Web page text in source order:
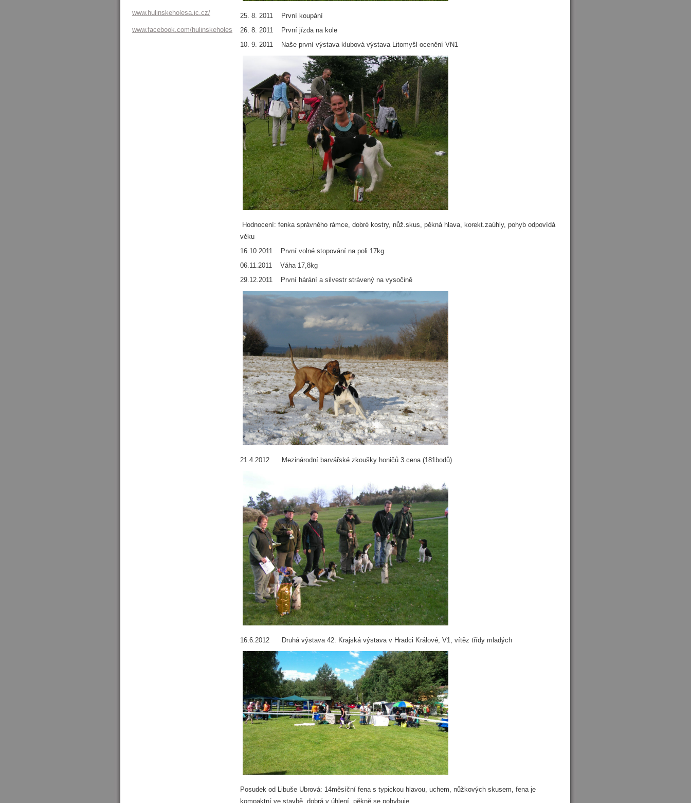
25. 8. 2011 První koupání
26. 8. 2011 První jízda na kole
10. 9. 2011 Naše první výstava klubová výstava Litomyšl ocenění VN1
Hodnocení: fenka správného rámce, dobré kostry, nůž.skus, pěkná hlava, korekt.zaúhly, pohyb odpovídá
věku
16.10 2011 První volné stopování na poli 17kg
06.11.2011 Váha 17,8kg
29.12.2011 První hárání a silvestr strávený na vysočině
21.4.2012 Mezinárodní barvářské zkoušky honičů 3.cena (181bodů)
16.6.2012 Druhá výstava 42. Krajská výstava v Hradci Králové, V1, vítěz třídy mladých
Posudek od Libuše Ubrová: 14měsíční fena s typickou hlavou, uchem, nůžkových skusem, fena je
kompaktní ve stavbě, dobrá v úhlení, pěkně se pohybuje
www.hulinskeholesa.ic.cz/
www.facebook.com/hulinskeholesa